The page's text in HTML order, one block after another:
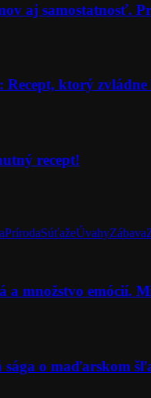
aj samostatnosť.
ktorý
recept!
PrírodaSúťažeÚvahyZábava
a množstvo emócií.
o maďarskom